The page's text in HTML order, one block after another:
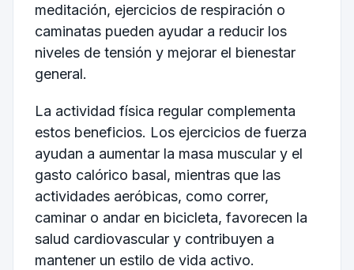
meditación, ejercicios de respiración o
caminatas pueden ayudar a reducir los
niveles de tensión y mejorar el bienestar
general.
La actividad física regular complementa
estos beneficios. Los ejercicios de fuerza
ayudan a aumentar la masa muscular y el
gasto calórico basal, mientras que las
actividades aeróbicas, como correr,
caminar o andar en bicicleta, favorecen la
salud cardiovascular y contribuyen a
mantener un estilo de vida activo.